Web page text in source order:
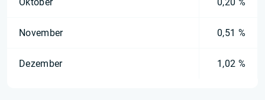
November 0,51 %
Dezember 1,02 %